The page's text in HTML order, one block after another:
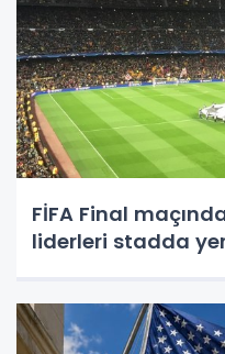
FİFA Final
liderleri stadda